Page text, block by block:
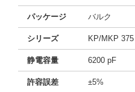
パッケージ バルク
シリーズ KP/MKP 375
静電容量 6200 pF
許容誤差 ±5%